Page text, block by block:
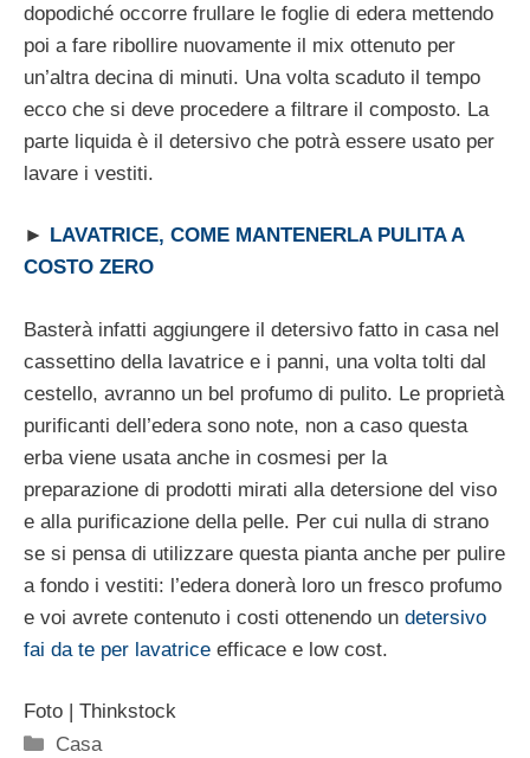
dopodiché occorre frullare le foglie di edera mettendo
poi a fare ribollire nuovamente il mix ottenuto per
un’altra decina di minuti. Una volta scaduto il tempo
ecco che si deve procedere a filtrare il composto. La
parte liquida è il detersivo che potrà essere usato per
lavare i vestiti.
► LAVATRICE, COME MANTENERLA PULITA A
COSTO ZERO
Basterà infatti aggiungere il detersivo fatto in casa nel
cassettino della lavatrice e i panni, una volta tolti dal
cestello, avranno un bel profumo di pulito. Le proprietà
purificanti dell’edera sono note, non a caso questa
erba viene usata anche in cosmesi per la
preparazione di prodotti mirati alla detersione del viso
e alla purificazione della pelle. Per cui nulla di strano
se si pensa di utilizzare questa pianta anche per pulire
a fondo i vestiti: l’edera donerà loro un fresco profumo
e voi avrete contenuto i costi ottenendo un detersivo
fai da te per lavatrice efficace e low cost.
Foto | Thinkstock
Categorie
Casa